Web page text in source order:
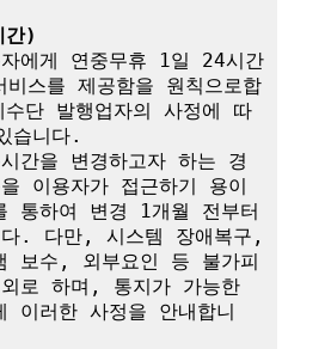
간)
에게 연중무휴 1일 24시간
비스를 제공함을 원칙으로합
단 발행업자의 사정에 따
습니다.
간을 변경하고자 하는 경
이용자가 접근하기 용이
통하여 변경 1개월 전부터
다. 다만, 시스템 장애복구,
보수, 외부요인 등 불가피
로 하며, 통지가 가능한
이러한 사정을 안내합니